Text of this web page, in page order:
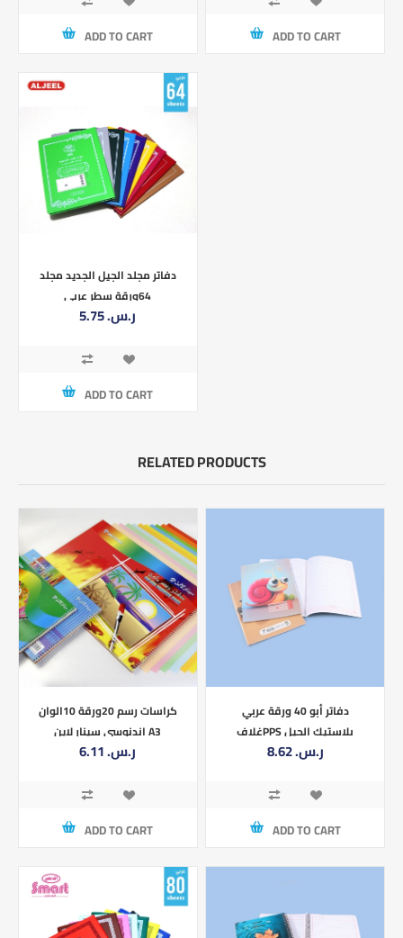
ADD TO CART ADD TO CART
دفاتر مجلد الجيل الجديد مجلد
64ورقة سطر عربي
5.75 ر.س.‏
ADD TO CART
RELATED PRODUCTS
كراسات رسم 20ورقة 10الوان
اندنوسي سينار لاين A3
SP034147
6.11 ر.س.‏
ADD TO CART
دفاتر أبو 40 ورقة عربي
غلافPPS بلاستيك الجيل
8.62 ر.س.‏
ADD TO CART